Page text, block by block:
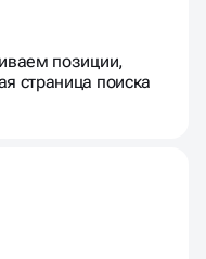
позиции,
страница поиска